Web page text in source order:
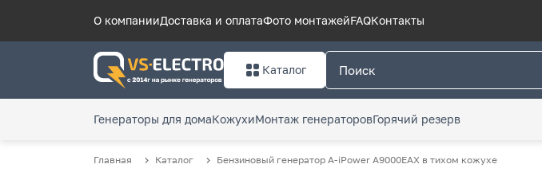
О компанииДоставка и оплатаФото монтажейFAQКонтакты
Каталог
Генераторы для домаКожухиМонтаж генераторовГорячий резерв
Главная Каталог Бензиновый генератор A-iPower A9000EAX в тихом кожухе